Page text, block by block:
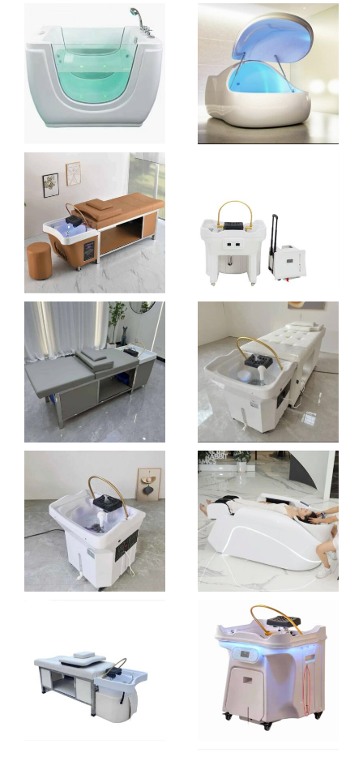
BABYSPA
€2.390,00
AJOUTER AU PANIER
FLOTTAISON
– FLOAT POD
€8.790,00
AJOUTER AU PANIER
COSY HEAD
SPA
2.190,00
CHOIX DES OPTIONS
DOUBLE TANK
PRO
2.390,00
AJOUTER AU PANIER
ÉLÉGANCE
HEAD SPA
€ 2.590,00
FREE
PLUMBING
HEAD SPA
TABLE
€2.390,00
CHOIX DES OPTIONS
PLUMBING
PORTABLE
HEAD SPA
FULL RELAX
HEAD SPA
3.490,00